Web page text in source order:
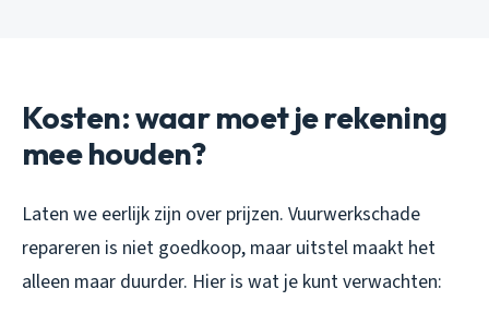
Kosten: waar moet je rekening
mee houden?
Laten we eerlijk zijn over prijzen. Vuurwerkschade
repareren is niet goedkoop, maar uitstel maakt het
alleen maar duurder. Hier is wat je kunt verwachten: